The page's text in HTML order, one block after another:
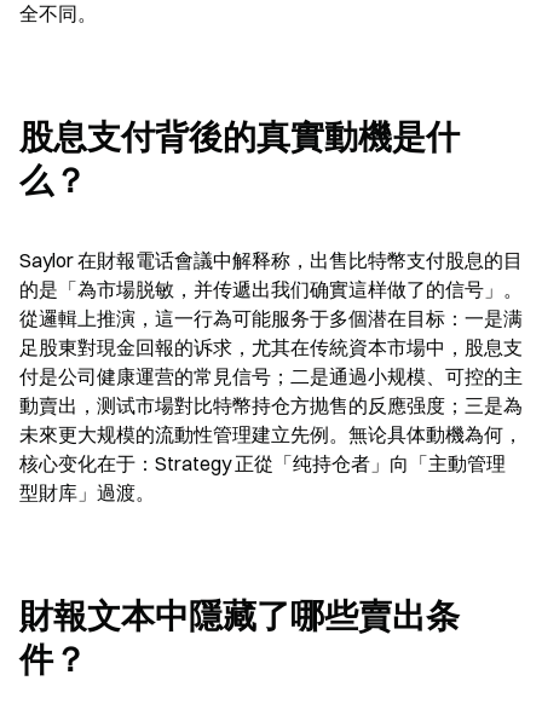
全不同。
股息支付背後的真實動機是什
么？
Saylor 在財報電话會議中解释称，出售比特幣支付股息的目
的是「為市場脱敏，并传遞出我们确實這样做了的信号」。
從邏輯上推演，這一行為可能服务于多個潜在目标：一是满
足股東對現金回報的诉求，尤其在传統資本市場中，股息支
付是公司健康運营的常見信号；二是通過小规模、可控的主
動賣出，测试市場對比特幣持仓方抛售的反應强度；三是為
未來更大规模的流動性管理建立先例。無论具体動機為何，
核心变化在于：Strategy 正從「纯持仓者」向「主動管理
型財库」過渡。
財報文本中隱藏了哪些賣出条
件？